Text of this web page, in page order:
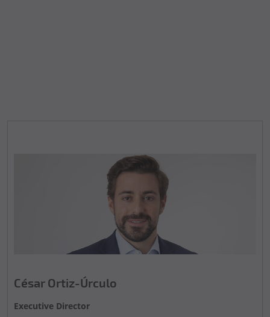
César Ortiz-Úrculo
Executive Director